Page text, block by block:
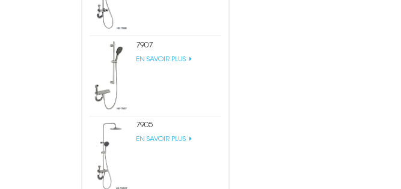
7907
EN SAVOIR PLUS
7905
EN SAVOIR PLUS